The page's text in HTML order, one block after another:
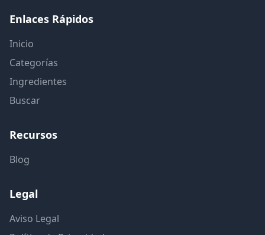
Enlaces Rápidos
Inicio
Categorías
Ingredientes
Buscar
Recursos
Blog
Legal
Aviso Legal